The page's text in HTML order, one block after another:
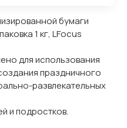
бумаги
1 кг, LFocus
для использования
праздничного
развлекательных
и подростков.